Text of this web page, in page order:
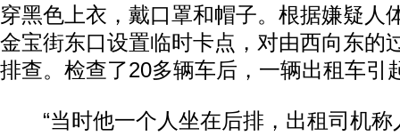
穿黑色上衣，戴口罩和帽子。根据嫌疑人
金宝街东口设置临时卡点，对由西向东的
排查。检查了20多辆车后，一辆出租车引
“当时他一个人坐在后排，出租司机称